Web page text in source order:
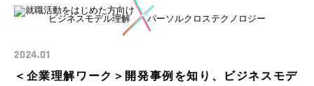
ビジネスモデル理解 パーソルクロステクノロジー
2024.01
＜企業理解ワーク＞開発事例を知り、ビジネスモデ